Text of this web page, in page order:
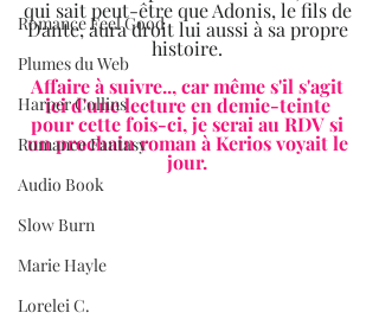
Romance Feel Good
Plumes du Web
Harper Collins
Romance Fantasy
Audio Book
Slow Burn
Marie Hayle
Lorelei C.
qui sait peut-être que Adonis, le fils de
Dante, aura droit lui aussi à sa propre
histoire.
Affaire à suivre.., car même s'il s'agit
ici d'une lecture en demie-teinte
pour cette fois-ci, je serai au RDV si
un prochain roman à Kerios voyait le
jour.